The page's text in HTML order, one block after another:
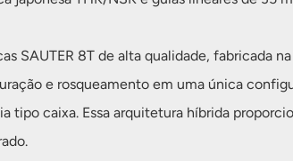
SAUTER 8T de alta qualidade, fabricada
e rosqueamento em uma única
tipo caixa. Essa arquitetura híbrida